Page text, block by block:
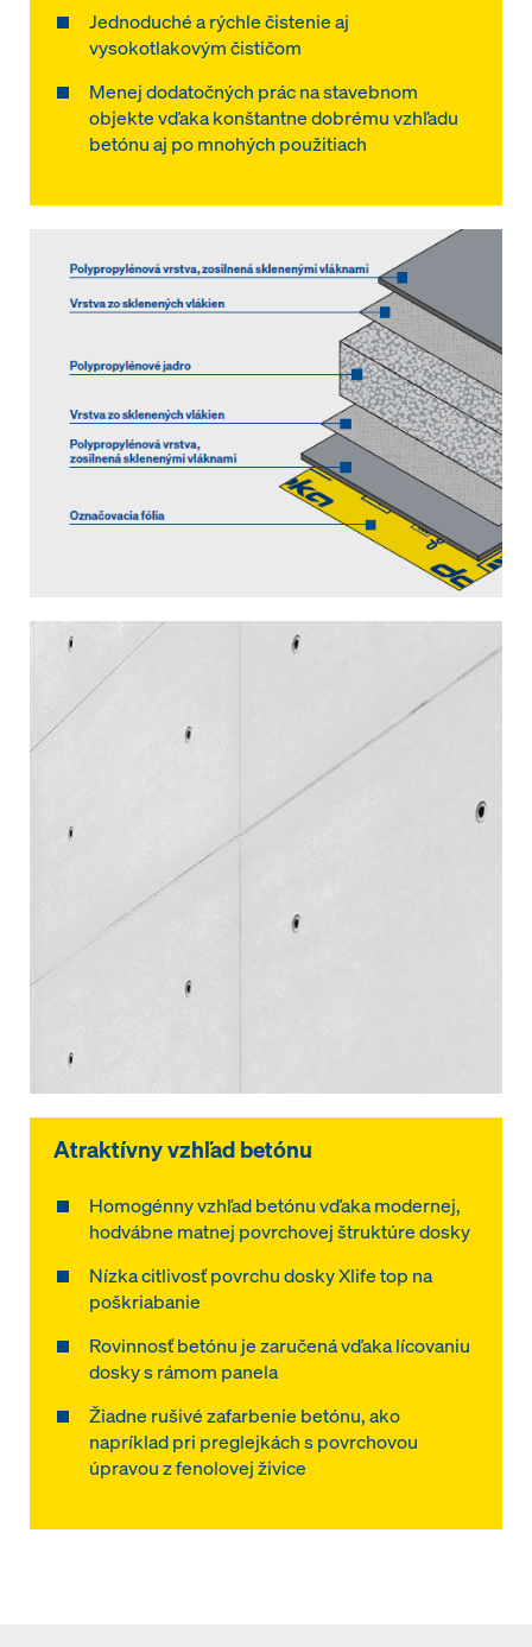
Jednoduché a rýchle čistenie aj
vysokotlakovým čističom
Menej dodatočných prác na stavebnom
objekte vďaka konštantne dobrému vzhľadu
betónu aj po mnohých použitiach
Atraktívny vzhľad betónu
Homogénny vzhľad betónu vďaka modernej,
hodvábne matnej povrchovej štruktúre dosky
Nízka citlivosť povrchu dosky Xlife top na
poškriabanie
Rovinnosť betónu je zaručená vďaka lícovaniu
dosky s rámom panela
Žiadne rušivé zafarbenie betónu, ako
napríklad pri preglejkách s povrchovou
úpravou z fenolovej živice